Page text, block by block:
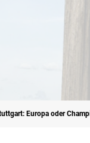
Europa oder